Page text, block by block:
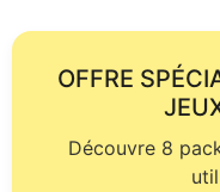
OFFRE
Découvre 8